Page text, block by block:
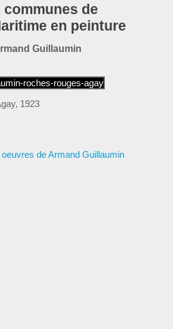
communes de
en peinture
Guillaumin
1923
de Armand Guillaumin